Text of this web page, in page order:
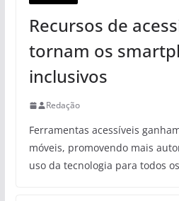
Recursos de
tornam os
inclusivos
Redação
Ferramentas acessíveis
móveis, promovendo mais
uso da tecnologia para todos